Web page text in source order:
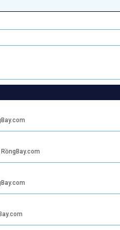
Heading 3